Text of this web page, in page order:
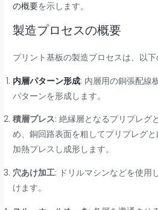
の概要を示します。
製造プロセスの概要
プリント基板の製造プロセスは、以下
内層パターン形成: 内層用の銅張配線
パターンを形成します。
積層プレス: 絶縁層となるプリプレグ
め、銅回路表面を粗してプリプレグ
加熱プレスし成形します。
穴あけ加工: ドリルマシンなどを使用
けます。